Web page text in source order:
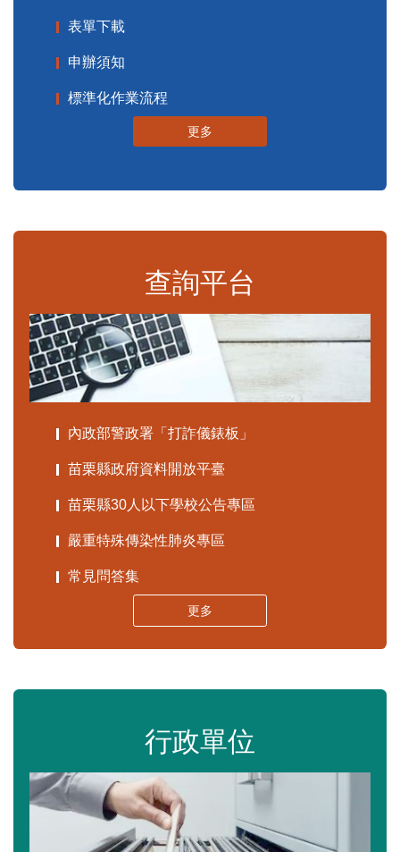
表單下載
申辦須知
標準化作業流程
更多
查詢平台
內政部警政署「打詐儀錶板」
苗栗縣政府資料開放平臺
苗栗縣30人以下學校公告專區
嚴重特殊傳染性肺炎專區
常見問答集
更多
行政單位